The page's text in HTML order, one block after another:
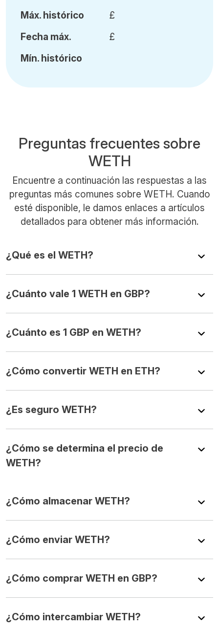
Máx. histórico
Fecha máx.
Mín. histórico
£
£
Preguntas frecuentes sobre
WETH
Encuentre a continuación las respuestas a las
preguntas más comunes sobre WETH. Cuando
esté disponible, le damos enlaces a artículos
detallados para obtener más información.
¿Qué es el WETH?
¿Cuánto vale 1 WETH en GBP?
¿Cuánto es 1 GBP en WETH?
¿Cómo convertir WETH en ETH?
¿Es seguro WETH?
¿Cómo se determina el precio de
WETH?
¿Cómo almacenar WETH?
¿Cómo enviar WETH?
¿Cómo comprar WETH en GBP?
¿Cómo intercambiar WETH?